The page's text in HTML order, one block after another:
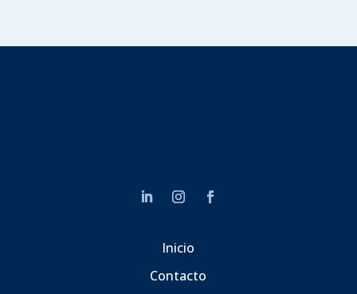
Inicio
Contacto